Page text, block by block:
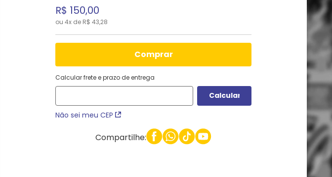
R$ 150,00
ou 4x de R$ 43,28
comprar
Calcular frete e prazo de entrega
Não sei meu CEP
Compartilhe: